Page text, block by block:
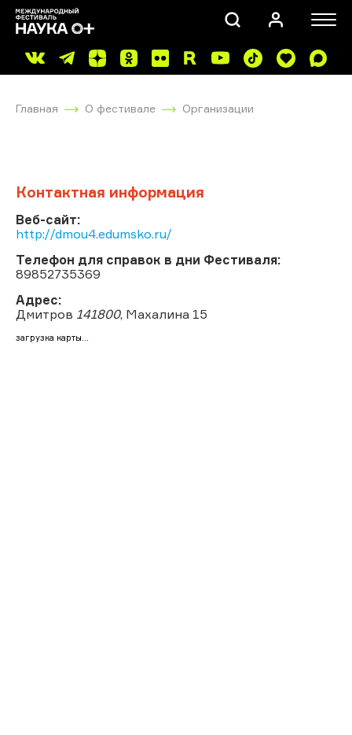
Главная О фестивале Организации
Контактная информация
Веб-сайт:
http://dmou4.edumsko.ru/
Телефон для справок в дни Фестиваля:
89852735369
Адрес:
Дмитров 141800, Махалина 15
загрузка карты...